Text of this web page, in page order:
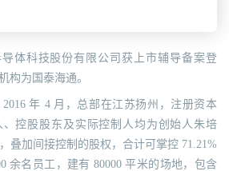
体科技股份有限公司获上市辅导备案登
构为国泰海通。
年 4 月，总部在江苏扬州，注册资本
、控股股东及实际控制人均为创始人朱培
叠加间接控制的股权，合计可掌控 71.21%
余名员工，建有 80000 平米的场地，包含